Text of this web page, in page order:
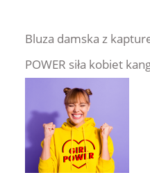
Bluza damska z
POWER siła kobiet